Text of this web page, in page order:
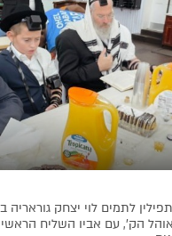
לתמים לוי יצחק גוראריה
הק', עם אביו השליח הראשי